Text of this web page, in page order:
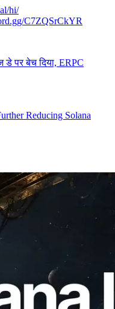
hi/
C7ZQSrCkYR
डे पर बेच दिया, ERPC
Reducing Solana